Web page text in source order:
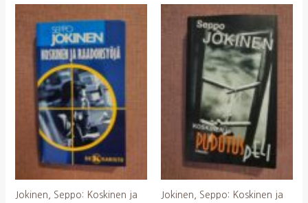
Jokinen, Seppo: Koskinen ja
Jokinen, Seppo: Koskinen ja